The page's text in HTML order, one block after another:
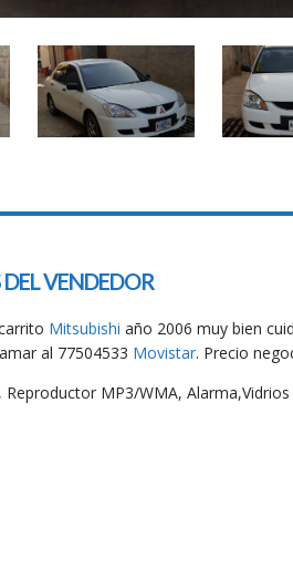
VENDEDOR
Mitsubishi año 2006 muy bien
al 77504533 Movistar. Precio
Reproductor MP3/WMA,